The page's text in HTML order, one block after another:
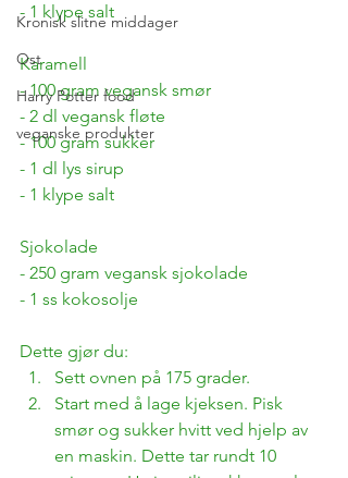
Kronisk slitne middager
Ost
Harry Potter food
veganske produkter
- 1 klype salt
Karamell
- 100 gram vegansk smør
- 2 dl vegansk fløte
- 100 gram sukker
- 1 dl lys sirup
- 1 klype salt
Sjokolade
- 250 gram vegansk sjokolade
- 1 ss kokosolje
Dette gjør du:
Sett ovnen på 175 grader.
Start med å lage kjeksen. Pisk
smør og sukker hvitt ved hjelp av
en maskin. Dette tar rundt 10